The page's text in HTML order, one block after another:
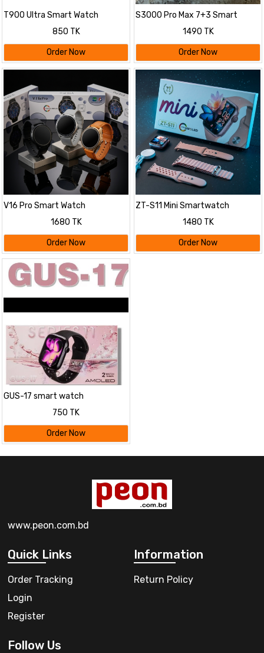
T900 Ultra Smart Watch
850 TK
Order Now
S3000 Pro Max 7+3 Smart
1490 TK
Order Now
V16 Pro Smart Watch
1680 TK
Order Now
ZT-S11 Mini Smartwatch
1480 TK
Order Now
GUS-17 smart watch
750 TK
Order Now
www.peon.com.bd
Quick Links
Order Tracking
Login
Register
Information
Return Policy
Follow Us